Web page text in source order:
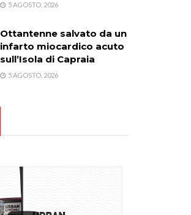
5 AGOSTO, 2026
Ottantenne salvato da un
infarto miocardico acuto
sull’Isola di Capraia
5 AGOSTO, 2026